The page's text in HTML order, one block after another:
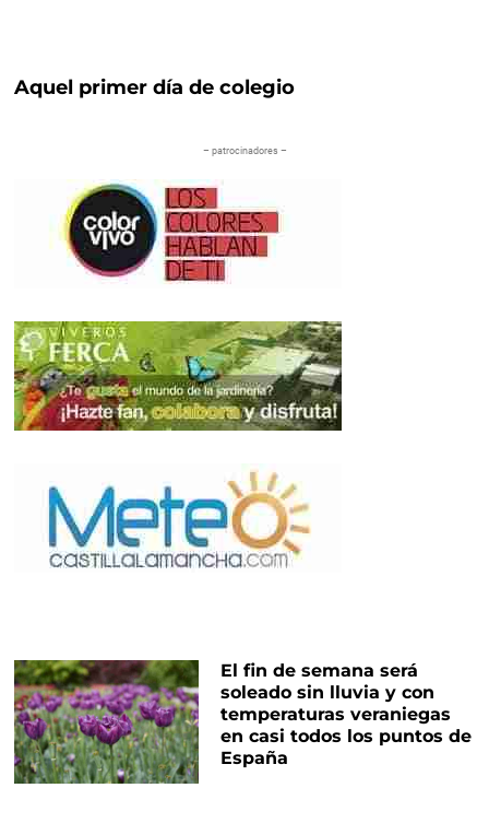
Aquel primer día de colegio
– patrocinadores –
El fin de semana será
soleado sin lluvia y con
temperaturas veraniegas
en casi todos los puntos de
España